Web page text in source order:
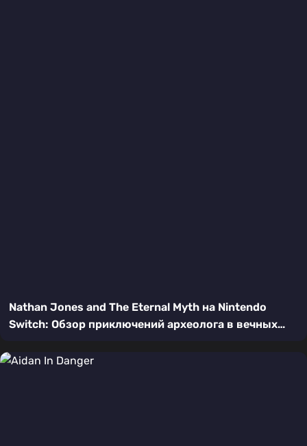
Nathan Jones and The Eternal Myth на Nintendo
Switch: Обзор приключений археолога в вечных